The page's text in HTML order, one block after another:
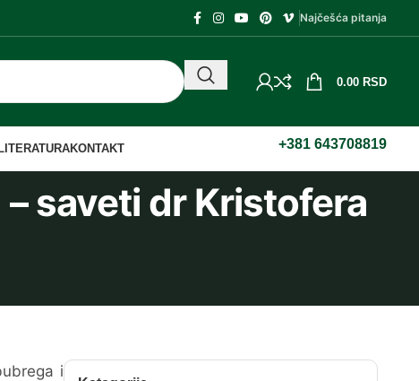
Najčešća pitanja
0.00 RSD
LITERATURAKONTAKT +381 643708819
saveti dr Kristofera
i